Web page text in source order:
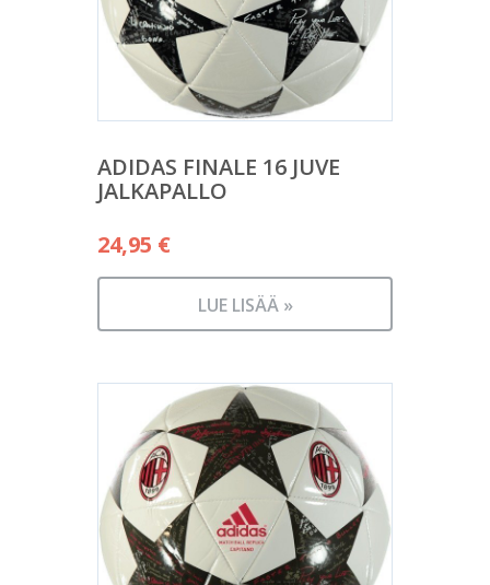
ADIDAS FINALE 16 JUVE
JALKAPALLO
24,95 €
LUE LISÄÄ »